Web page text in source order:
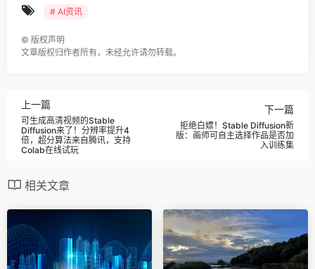
# AI资讯
© 版权声明
文章版权归作者所有，未经允许请勿转载。
上一篇
可生成高清视频的Stable
Diffusion来了！分辨率提升4
倍，超分算法来自腾讯，支持
Colab在线试玩
下一篇
拒绝白嫖！Stable Diffusion新
版：画师可自主选择作品是否加
入训练集
相关文章